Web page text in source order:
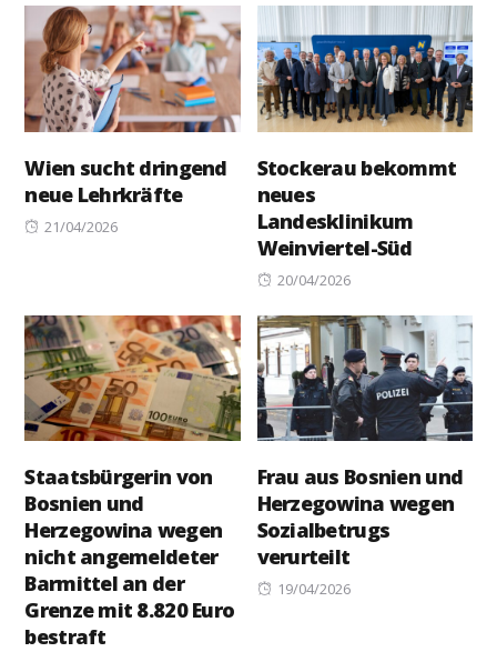
Wien sucht dringend
neue Lehrkräfte
Posted
21/04/2026
Stockerau bekommt
neues
Landesklinikum
Weinviertel-Süd
Posted
20/04/2026
Staatsbürgerin von
Bosnien und
Herzegowina wegen
nicht angemeldeter
Barmittel an der
Grenze mit 8.820 Euro
bestraft
Frau aus Bosnien und
Herzegowina wegen
Sozialbetrugs
verurteilt
Posted
19/04/2026